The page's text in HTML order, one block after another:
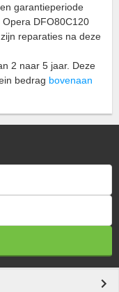
garantieperiode
DFO80C120
reparaties na deze
2 naar 5 jaar. Deze
bedrag bovenaan